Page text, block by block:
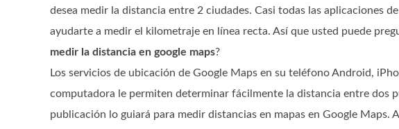
desea medir la distancia entre 2 ciudades. Casi todas las aplicaciones
ayudarte a medir el kilometraje en línea recta. Así que usted puede
medir la distancia en google maps?
Los servicios de ubicación de Google Maps en su teléfono Android,
computadora le permiten determinar fácilmente la distancia entre dos
publicación lo guiará para medir distancias en mapas en Google Maps.